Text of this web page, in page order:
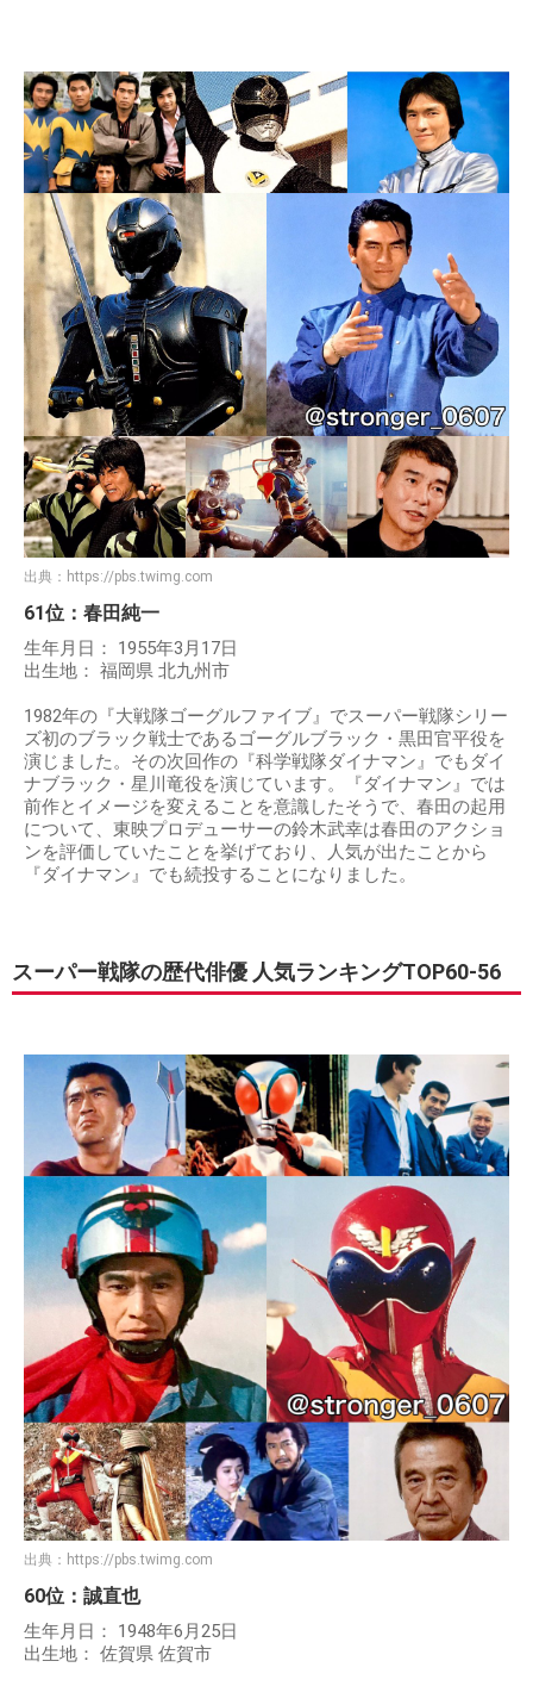
出典： https://pbs.twimg.com
61位：春田純一
生年月日： 1955年3月17日
出生地： 福岡県 北九州市
1982年の『大戦隊ゴーグルファイブ』でスーパー戦隊シリー
ズ初のブラック戦士であるゴーグルブラック・黒田官平役を
演じました。その次回作の『科学戦隊ダイナマン』でもダイ
ナブラック・星川竜役を演じています。『ダイナマン』では
前作とイメージを変えることを意識したそうで、春田の起用
について、東映プロデューサーの鈴木武幸は春田のアクショ
ンを評価していたことを挙げており、人気が出たことから
『ダイナマン』でも続投することになりました。
スーパー戦隊の歴代俳優 人気ランキングTOP60-56
出典： https://pbs.twimg.com
60位：誠直也
生年月日： 1948年6月25日
出生地： 佐賀県 佐賀市